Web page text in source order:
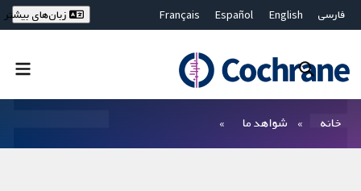
فارسی English
Español
Français
Bahasa Malaysia
ไทย
繁體中文
زبان‌های بیشتر
خانه شواهد ما